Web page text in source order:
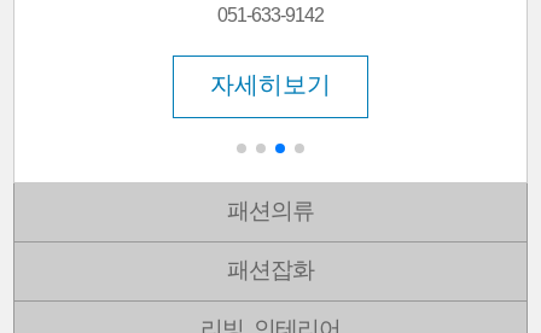
051-642-7148
자세히보기
패션의류
패션잡화